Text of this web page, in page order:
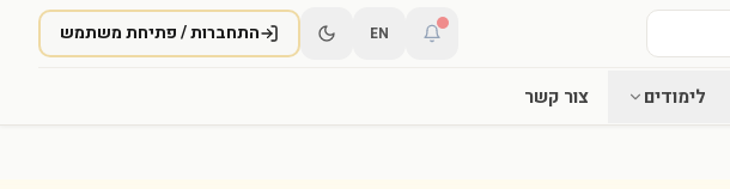
EN התחברות / פתיחת משתמש
לימודים צור קשר